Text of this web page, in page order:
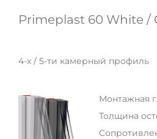
Primeplast 60 White /
4-х / 5-ти камерный профиль
Монтажная
Толщина